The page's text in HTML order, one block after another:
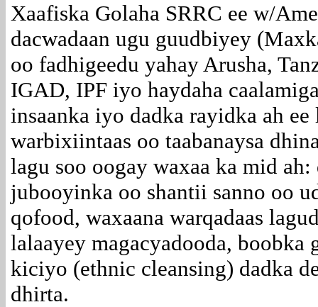
Xaafiska Golaha SRRC ee w/
dacwadaan ugu guudbiyey
oo fadhigeedu yahay Arusha,
IGAD, IPF iyo haydaha
insaanka iyo dadka rayidka ah
warbixiintaas oo taabanaysa
lagu soo oogay waxaa ka mid
jubooyinka oo shantii sanno oo
qofood, waxaana warqadaas
lalaayey magacyadooda, boobka
kiciyo (ethnic cleansing) dadka
dhirta.